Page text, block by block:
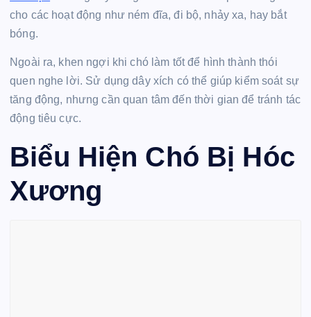
cho các hoạt động như ném đĩa, đi bộ, nhảy xa, hay bắt
bóng.
Ngoài ra, khen ngợi khi chó làm tốt để hình thành thói
quen nghe lời. Sử dụng dây xích có thể giúp kiểm soát sự
tăng động, nhưng cần quan tâm đến thời gian để tránh tác
động tiêu cực.
Biểu Hiện Chó Bị Hóc
Xương